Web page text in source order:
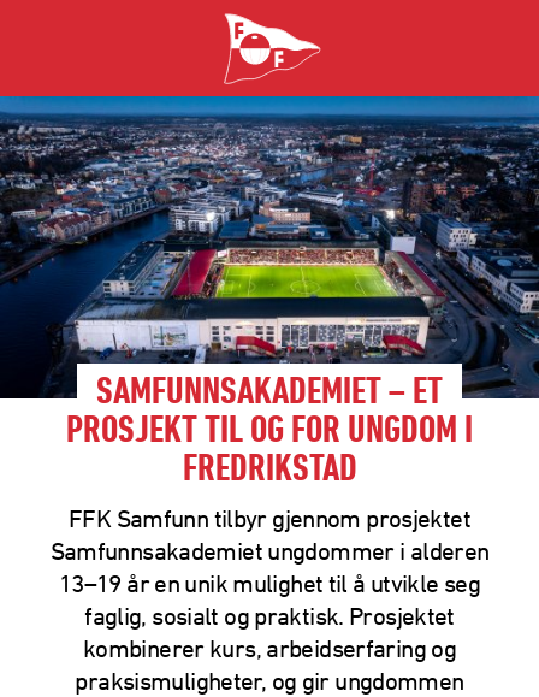
SAMFUNNSAKADEMIET – ET
PROSJEKT TIL OG FOR UNGDOM I
FREDRIKSTAD
FFK Samfunn tilbyr gjennom prosjektet
Samfunnsakademiet ungdommer i alderen
13–19 år en unik mulighet til å utvikle seg
faglig, sosialt og praktisk. Prosjektet
kombinerer kurs, arbeidserfaring og
praksismuligheter, og gir ungdommen